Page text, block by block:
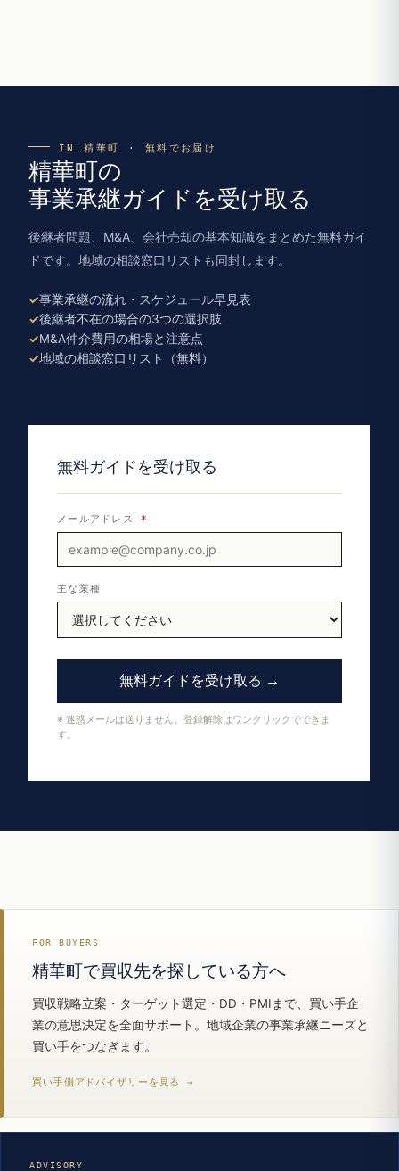
IN 精華町 · 無料でお届け
精華町の
事業承継ガイドを受け取る
後継者問題、M&A、会社売却の基本知識をまとめた無料ガイ
ドです。地域の相談窓口リストも同封します。
事業承継の流れ・スケジュール早見表
後継者不在の場合の3つの選択肢
M&A仲介費用の相場と注意点
地域の相談窓口リスト（無料）
無料ガイドを受け取る
メールアドレス *
主な業種
無料ガイドを受け取る →
※ 迷惑メールは送りません。登録解除はワンクリックでできま
す。
FOR BUYERS
精華町で買収先を探している方へ
買収戦略立案・ターゲット選定・DD・PMIまで、買い手企
業の意思決定を全面サポート。地域企業の事業承継ニーズと
買い手をつなぎます。
買い手側アドバイザリーを見る →
ADVISORY